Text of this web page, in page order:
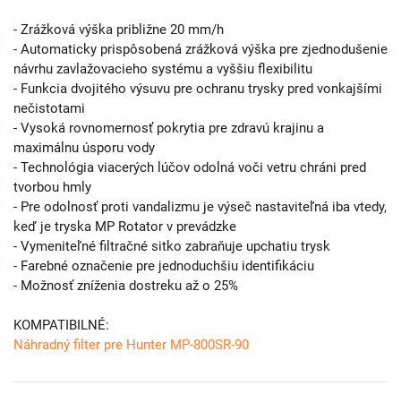
- Zrážková výška približne 20 mm/h
- Automaticky prispôsobená zrážková výška pre zjednodušenie
návrhu zavlažovacieho systému a vyššiu flexibilitu
- Funkcia dvojitého výsuvu pre ochranu trysky pred vonkajšími
nečistotami
- Vysoká rovnomernosť pokrytia pre zdravú krajinu a
maximálnu úsporu vody
- Technológia viacerých lúčov odolná voči vetru chráni pred
tvorbou hmly
- Pre odolnosť proti vandalizmu je výseč nastaviteľná iba vtedy,
keď je tryska MP Rotator v prevádzke
- Vymeniteľné filtračné sitko zabraňuje upchatiu trysk
- Farebné označenie pre jednoduchšiu identifikáciu
- Možnosť zníženia dostreku až o 25%
KOMPATIBILNÉ:
Náhradný filter pre Hunter MP-800SR-90